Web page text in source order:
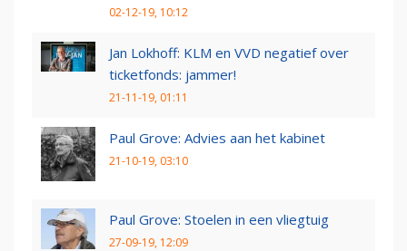
02-12-19, 10:12
Jan Lokhoff: KLM en VVD negatief over
ticketfonds: jammer!
21-11-19, 01:11
Paul Grove: Advies aan het kabinet
21-10-19, 03:10
Paul Grove: Stoelen in een vliegtuig
27-09-19, 12:09